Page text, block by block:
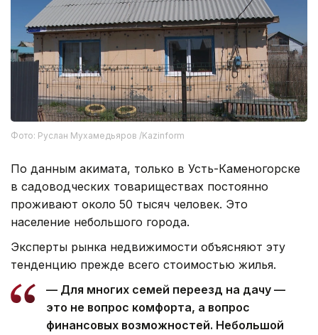
Фото: Руслан Мухамедьяров /Kazinform
По данным акимата, только в Усть-Каменогорске
в садоводческих товариществах постоянно
проживают около 50 тысяч человек. Это
население небольшого города.
Эксперты рынка недвижимости объясняют эту
тенденцию прежде всего стоимостью жилья.
— Для многих семей переезд на дачу —
это не вопрос комфорта, а вопрос
финансовых возможностей. Небольшой